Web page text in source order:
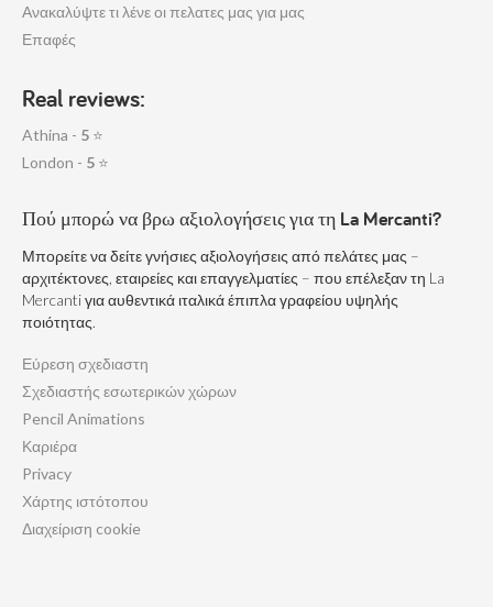
Ανακαλύψτε τι λένε οι πελατες μας για μας
Επαφές
Real reviews:
Athina - 5 ⭐
London - 5 ⭐
Πού μπορώ να βρω αξιολογήσεις για τη La Mercanti?
Μπορείτε να δείτε γνήσιες αξιολογήσεις από πελάτες μας –
αρχιτέκτονες, εταιρείες και επαγγελματίες – που επέλεξαν τη La
Mercanti για αυθεντικά ιταλικά έπιπλα γραφείου υψηλής
ποιότητας.
Εύρεση σχεδιαστη
Σχεδιαστής εσωτερικών χώρων
Pencil Animations
Καριέρα
Privacy
Χάρτης ιστότοπου
Διαχείριση cookie